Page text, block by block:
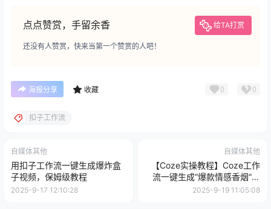
点点赞赏，手留余香 给TA打赏
还没有人赞赏，快来当第一个赞赏的人吧！
海报分享 收藏 0 0
扣子工作流
自媒体其他
用扣子工作流一键生成爆炸盒
子视频，保姆级教程
2025-9-17 12:10:28
自媒体其他
【Coze实操教程】Coze工作
流一键生成“爆款情感香烟“短
视频!工作流全流程保姆级教学
2025-9-19 11:05:08